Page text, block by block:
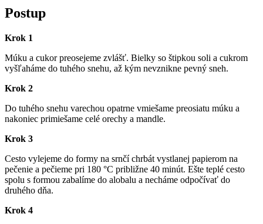
Postup
Krok 1
Múku a cukor preosejeme zvlášť. Bielky so štipkou soli a cukrom
vyšľaháme do tuhého snehu, až kým nevznikne pevný sneh.
Krok 2
Do tuhého snehu varechou opatrne vmiešame preosiatu múku a
nakoniec primiešame celé orechy a mandle.
Krok 3
Cesto vylejeme do formy na srnčí chrbát vystlanej papierom na
pečenie a pečieme pri 180 °C približne 40 minút. Ešte teplé cesto
spolu s formou zabalíme do alobalu a necháme odpočívať do
druhého dňa.
Krok 4